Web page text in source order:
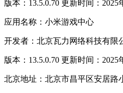
版本：13.5.0.70 更新时间：2025
应用名称：小米游戏中心
开发者：北京瓦力网络科技有限
版本：13.5.0.70 更新时间：2025
北京地址：北京市昌平区安居路